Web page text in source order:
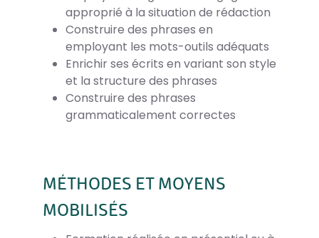
approprié à la situation de rédaction
Construire des phrases en
employant les mots-outils adéquats
Enrichir ses écrits en variant son style
et la structure des phrases
Construire des phrases
grammaticalement correctes
MÉTHODES ET MOYENS
MOBILISÉS